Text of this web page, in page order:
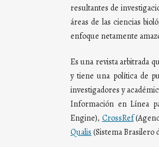
resultantes de
áreas de las ciencias
enfoque netamente
Es una revista arbitrada
y tiene una política de
investigadores y
Información en Línea
Engine), CrossRef
Qualis (Sistema Brasilero